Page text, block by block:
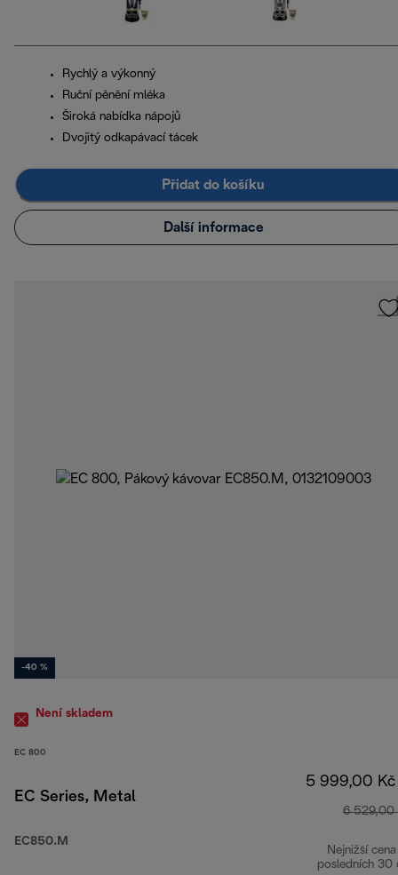
Rychlý a výkonný
Ruční pěnění mléka
Široká nabídka nápojů
Dvojitý odkapávací tácek
Přidat do košíku
Další informace
-40 %
Není skladem
EC 800
EC Series, Metal
EC850.M
5 999,00 Kč
6 529,00
Nejnižší
posledních 30